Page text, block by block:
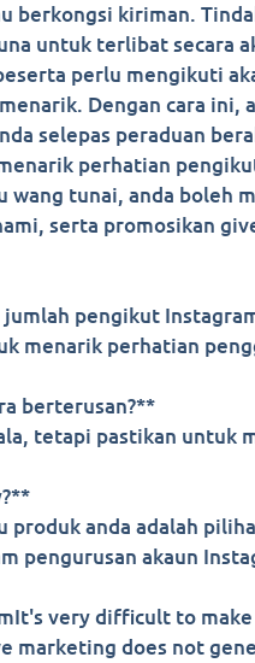
kiriman.
untuk terlibat secara
perlu mengikuti
Dengan cara
selepas peraduan
perhatian
tunai, anda boleh
serta promosikan
pengikut
menarik perhatian
berterusan?**
tetapi pastikan untuk
anda adalah
pengurusan akaun
very difficult to
marketing does not